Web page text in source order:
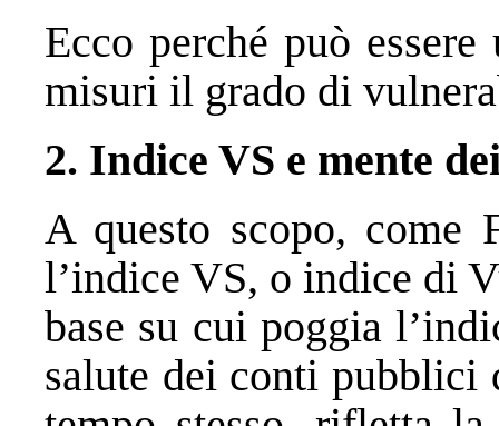
Ecco perché può
misuri il grado di
2. Indice VS e mente
A questo scopo, come
l’indice VS, o indice di
base su cui poggia
salute dei conti pubblici